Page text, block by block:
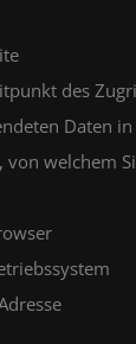
des
Daten
von welchem